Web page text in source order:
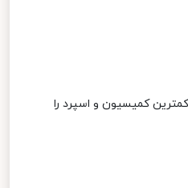
کمیسیون و اسپرد را